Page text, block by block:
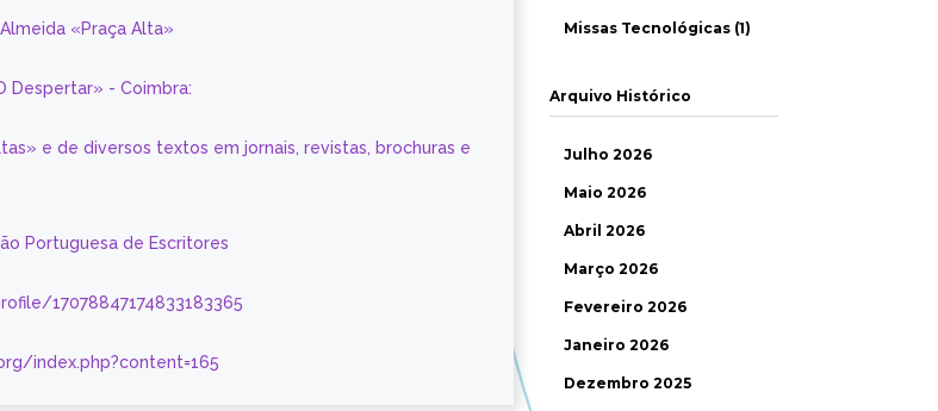
«Praça Alta»
Despertar» - Coimbra:
e de diversos textos em jornais, revistas, brochuras e
Portuguesa de Escritores
17078847174833183365
index.php?content=165
Missas Tecnológicas (1)
Arquivo Histórico
Julho 2026
Maio 2026
Abril 2026
Março 2026
Fevereiro 2026
Janeiro 2026
Dezembro 2025